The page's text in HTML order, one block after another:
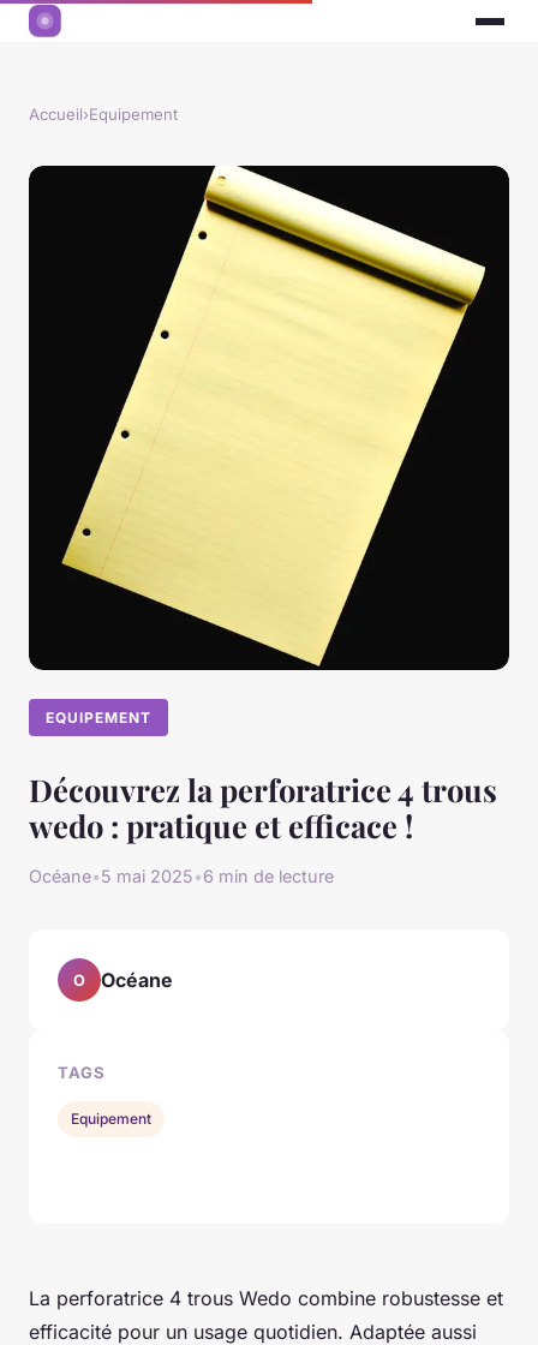
Accueil›Equipement
EQUIPEMENT
Découvrez la perforatrice 4 trous
wedo : pratique et efficace !
Océane•5 mai 2025•6 min de lecture
La perforatrice 4 trous Wedo combine robustesse et
efficacité pour un usage quotidien. Adaptée aussi
O Océane
TAGS
Equipement